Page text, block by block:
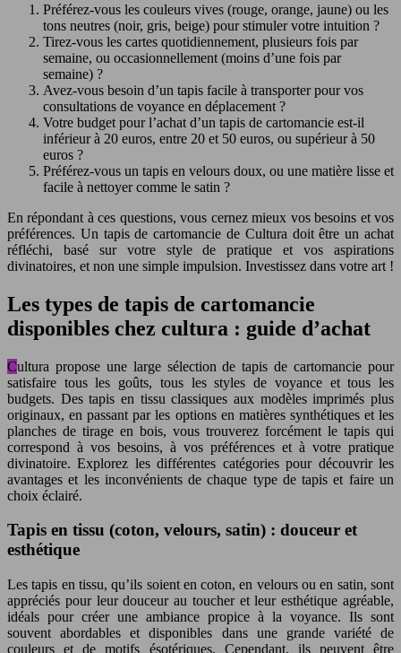
Préférez-vous les couleurs vives (rouge, orange, jaune) ou les
tons neutres (noir, gris, beige) pour stimuler votre intuition ?
Tirez-vous les cartes quotidiennement, plusieurs fois par
semaine, ou occasionnellement (moins d’une fois par
semaine) ?
Avez-vous besoin d’un tapis facile à transporter pour vos
consultations de voyance en déplacement ?
Votre budget pour l’achat d’un tapis de cartomancie est-il
inférieur à 20 euros, entre 20 et 50 euros, ou supérieur à 50
euros ?
Préférez-vous un tapis en velours doux, ou une matière lisse et
facile à nettoyer comme le satin ?
En répondant à ces questions, vous cernez mieux vos besoins et vos
préférences. Un tapis de cartomancie de Cultura doit être un achat
réfléchi, basé sur votre style de pratique et vos aspirations
divinatoires, et non une simple impulsion. Investissez dans votre art !
Les types de tapis de cartomancie
disponibles chez cultura : guide d’achat
Cultura propose une large sélection de tapis de cartomancie pour
satisfaire tous les goûts, tous les styles de voyance et tous les
budgets. Des tapis en tissu classiques aux modèles imprimés plus
originaux, en passant par les options en matières synthétiques et les
planches de tirage en bois, vous trouverez forcément le tapis qui
correspond à vos besoins, à vos préférences et à votre pratique
divinatoire. Explorez les différentes catégories pour découvrir les
avantages et les inconvénients de chaque type de tapis et faire un
choix éclairé.
Tapis en tissu (coton, velours, satin) : douceur et
esthétique
Les tapis en tissu, qu’ils soient en coton, en velours ou en satin, sont
appréciés pour leur douceur au toucher et leur esthétique agréable,
idéals pour créer une ambiance propice à la voyance. Ils sont
souvent abordables et disponibles dans une grande variété de
couleurs et de motifs ésotériques. Cependant, ils peuvent être